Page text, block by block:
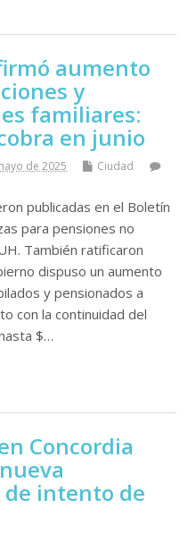
aumento
y
familiares:
en junio
de 2025
Ciudad
publicadas en el Boletín
para pensiones no
También ratificaron
dispuso un aumento
y pensionados a
con la continuidad del
$…
Concordia
intento de